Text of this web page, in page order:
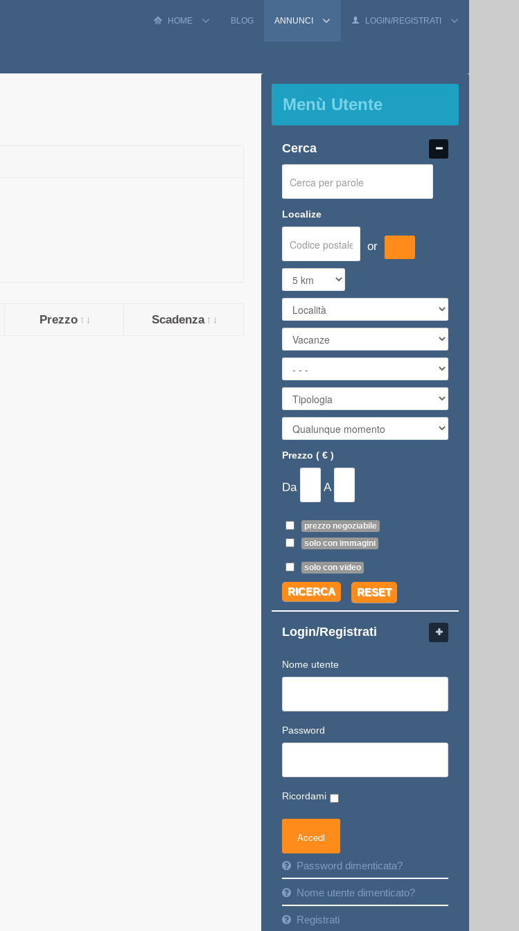
HOME BLOG ANNUNCI LOGIN/REGISTRATI
Prezzo Scadenza
Menù Utente
Cerca
Localize
or
Prezzo ( € )
Da A
prezzo negoziabile
solo con immagini
solo con video
RICERCA RESET
Login/Registrati
Nome utente
Password
Ricordami
Password dimenticata?
Nome utente dimenticato?
Registrati